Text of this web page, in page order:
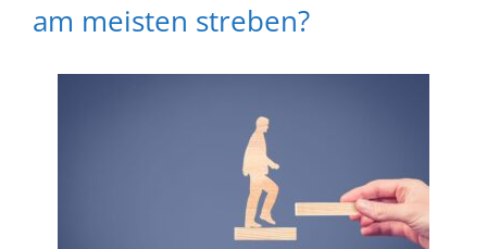
am meisten streben?